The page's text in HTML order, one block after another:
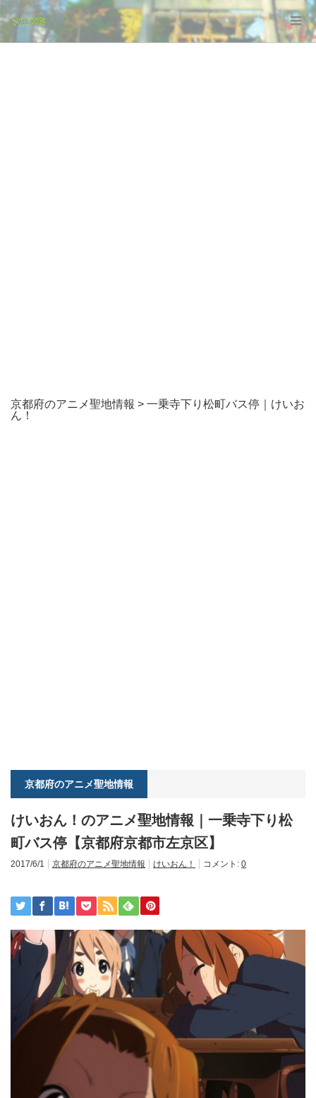
京都府のアニメ聖地情報 > 一乗寺下り松町バス停｜けいお
ん！
京都府のアニメ聖地情報
けいおん！のアニメ聖地情報｜一乗寺下り松
町バス停【京都府京都市左京区】
2017/6/1 京都府のアニメ聖地情報 けいおん！ コメント: 0